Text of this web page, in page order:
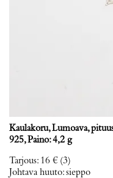
Kaulakoru, Lumoava,
925, Paino: 4,2 g
Tarjous: 16 € (3)
Johtava huuto:sieppo